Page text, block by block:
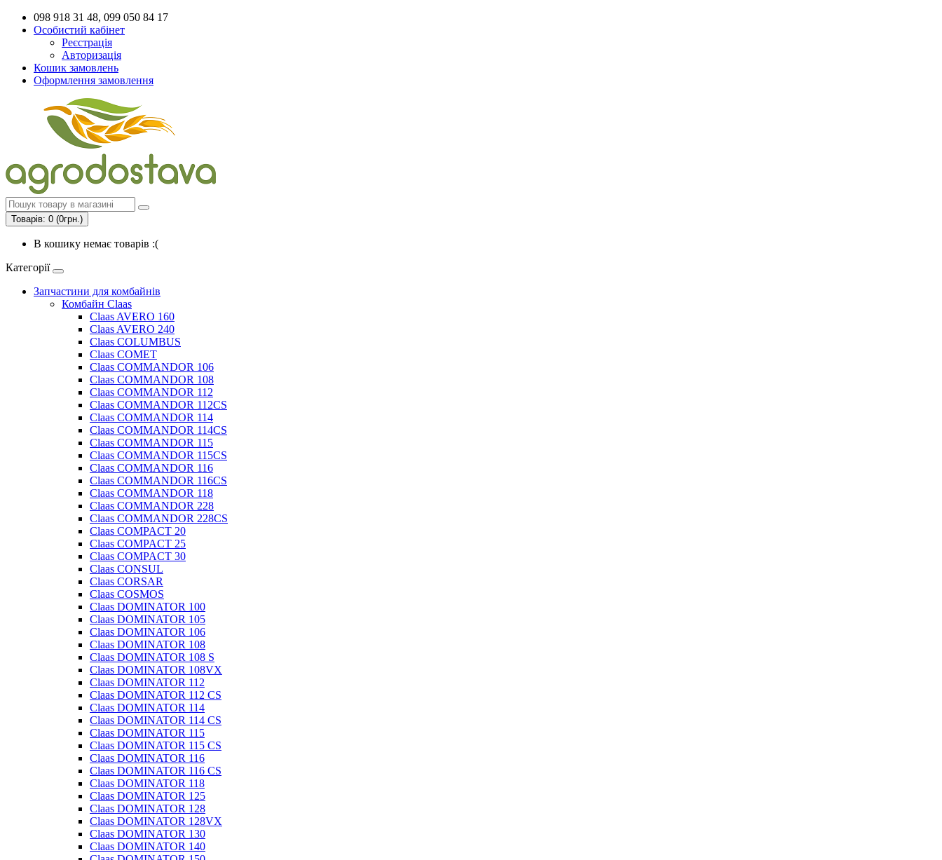
098 918 31 48, 099 050 84 17
Особистий кабінет
Реєстрація
Авторизація
Кошик замовлень
Оформлення замовлення
Товарів: 0 (0грн.)
В кошику немає товарів :(
Категорії
Запчастини для комбайнів
Комбайн Claas
Claas AVERO 160
Claas AVERO 240
Claas COLUMBUS
Claas COMET
Claas COMMANDOR 106
Claas COMMANDOR 108
Claas COMMANDOR 112
Claas COMMANDOR 112CS
Claas COMMANDOR 114
Claas COMMANDOR 114CS
Claas COMMANDOR 115
Claas COMMANDOR 115CS
Claas COMMANDOR 116
Claas COMMANDOR 116CS
Claas COMMANDOR 118
Claas COMMANDOR 228
Claas COMMANDOR 228CS
Claas COMPACT 20
Claas COMPACT 25
Claas COMPACT 30
Claas CONSUL
Claas CORSAR
Claas COSMOS
Claas DOMINATOR 100
Claas DOMINATOR 105
Claas DOMINATOR 106
Claas DOMINATOR 108
Claas DOMINATOR 108 S
Claas DOMINATOR 108VX
Claas DOMINATOR 112
Claas DOMINATOR 112 CS
Claas DOMINATOR 114
Claas DOMINATOR 114 CS
Claas DOMINATOR 115
Claas DOMINATOR 115 CS
Claas DOMINATOR 116
Claas DOMINATOR 116 CS
Claas DOMINATOR 118
Claas DOMINATOR 125
Claas DOMINATOR 128
Claas DOMINATOR 128VX
Claas DOMINATOR 130
Claas DOMINATOR 140